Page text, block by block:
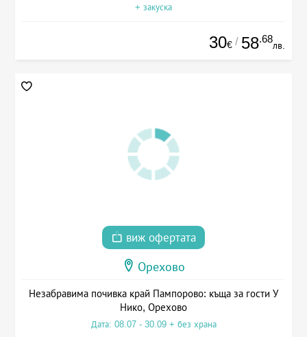
+ закуска
30€ / 58.68
лв.
виж офертата
Орехово
Незабравима почивка край Пампорово: къща за гости У
Нико, Орехово
Дата: 08.07 - 30.09 + без храна